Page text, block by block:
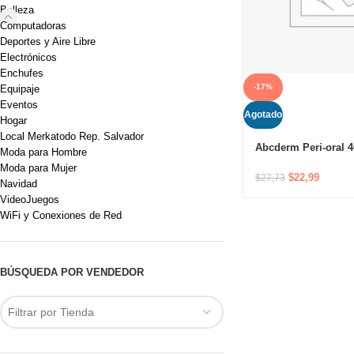
Belleza
Computadoras
Deportes y Aire Libre
Electrónicos
Enchufes
Equipaje
Eventos
Hogar
Local Merkatodo Rep. Salvador
Moda para Hombre
Moda para Mujer
Navidad
VideoJuegos
WiFi y Conexiones de Red
BÚSQUEDA POR VENDEDOR
Filtrar por Tienda
-17%
Agotado
Abcderm Peri-oral
irritación en el
$27,73 $22,99